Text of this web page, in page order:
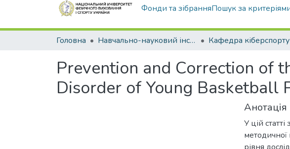
Фонди та зібранняПошук за
Головна Навчально-науковий інститут здоров'я, реабілітації та фізичного виховання
Рrevention and Correction of
Disorder of Young Basketball
Анотація
У цій
методичної